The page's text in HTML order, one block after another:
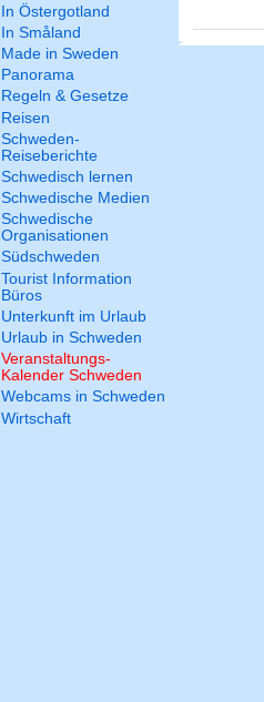
In Östergotland
In Småland
Made in Sweden
Panorama
Regeln & Gesetze
Reisen
Schweden-
Reiseberichte
Schwedisch lernen
Schwedische Medien
Schwedische
Organisationen
Südschweden
Tourist Information
Büros
Unterkunft im Urlaub
Urlaub in Schweden
Veranstaltungs-
Kalender Schweden
Webcams in Schweden
Wirtschaft